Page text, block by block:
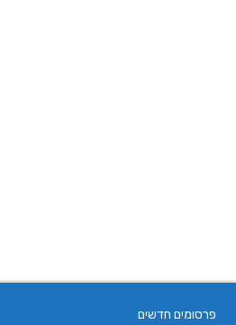
פרסומים חדשים